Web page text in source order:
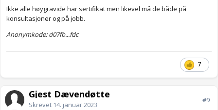
Ikke alle høygravide har sertifikat men likevel må de både på
konsultasjoner og på jobb.
Anonymkode: d07fb...fdc
7
Gjest Dævendøtte
Skrevet 14. januar 2023
#9